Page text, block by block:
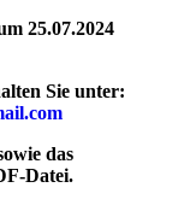
25.07.2024
Sie unter:
das
Datei.